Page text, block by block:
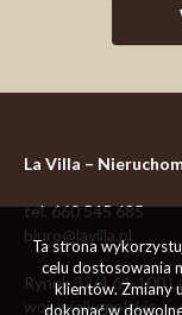
La Villa –
tel.660 545 685
biuro@lavilla.pl
Rynek 32/464-100
woj. wielkopolskie
Ta strona
celu dostosowania
klientów. Zmiany
dokonać w